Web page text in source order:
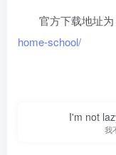
官方下载地址为
home-school/
I'm not
我